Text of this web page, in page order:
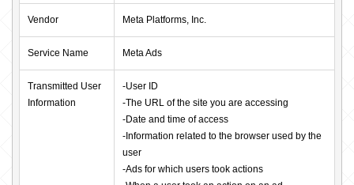
Vendor Meta Platforms, Inc.
Service Name Meta Ads
Transmitted User
Information
-User ID
-The URL of the site you are accessing
-Date and time of access
-Information related to the browser used by the
user
-Ads for which users took actions